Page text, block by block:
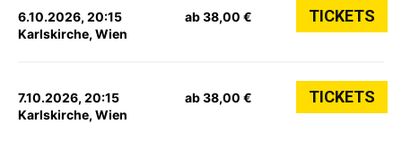
6.10.2026, 20:15
Karlskirche, Wien
ab 38,00 € TICKETS
7.10.2026, 20:15
Karlskirche, Wien
ab 38,00 € TICKETS